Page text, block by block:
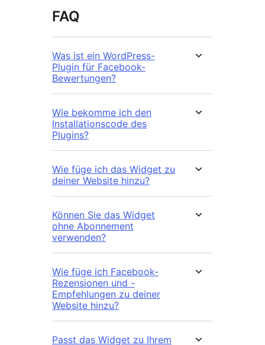
FAQ
Was ist ein WordPress-
Plugin für Facebook-
Bewertungen?
Wie bekomme ich den
Installationscode des
Plugins?
Wie füge ich das Widget zu
deiner Website hinzu?
Können Sie das Widget
ohne Abonnement
verwenden?
Wie füge ich Facebook-
Rezensionen und -
Empfehlungen zu deiner
Website hinzu?
Passt das Widget zu Ihrem